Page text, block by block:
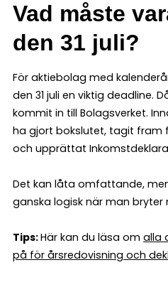
Vad måste
den 31 juli?
För aktiebolag med
den 31 juli en viktig deadline.
kommit in till Bolagsverket.
ha gjort bokslutet, tagit fram
och upprättat
Det kan låta omfattande,
ganska logisk när man bryter
Tips:Här kan du läsa om alla
på för årsredovisning och